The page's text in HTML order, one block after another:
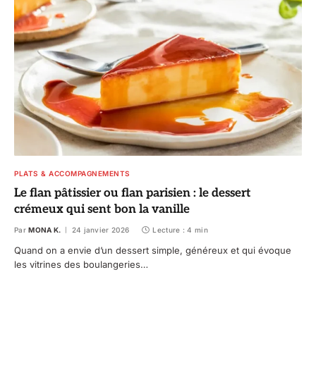
PLATS & ACCOMPAGNEMENTS
Le flan pâtissier ou flan parisien : le dessert
crémeux qui sent bon la vanille
Par MONA K. 24 janvier 2026 Lecture : 4 min
Quand on a envie d’un dessert simple, généreux et qui évoque
les vitrines des boulangeries…